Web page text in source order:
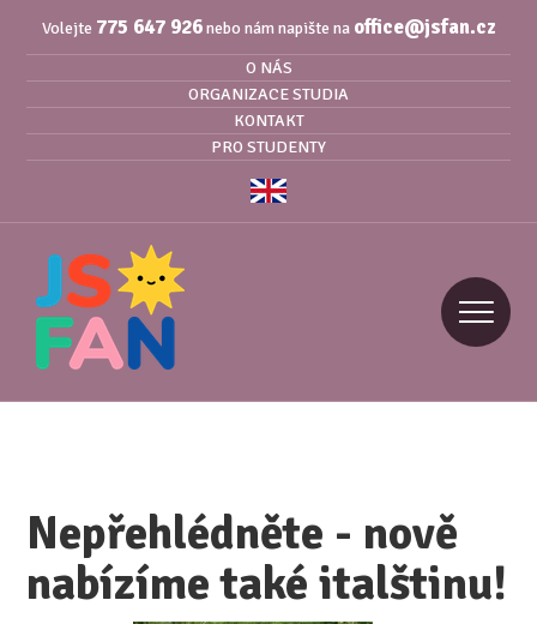
Volejte 775 647 926nebo nám napište na office@jsfan.cz
O NÁS
ORGANIZACE STUDIA
KONTAKT
PRO STUDENTY
Nepřehlédněte - nově
nabízíme také italštinu!